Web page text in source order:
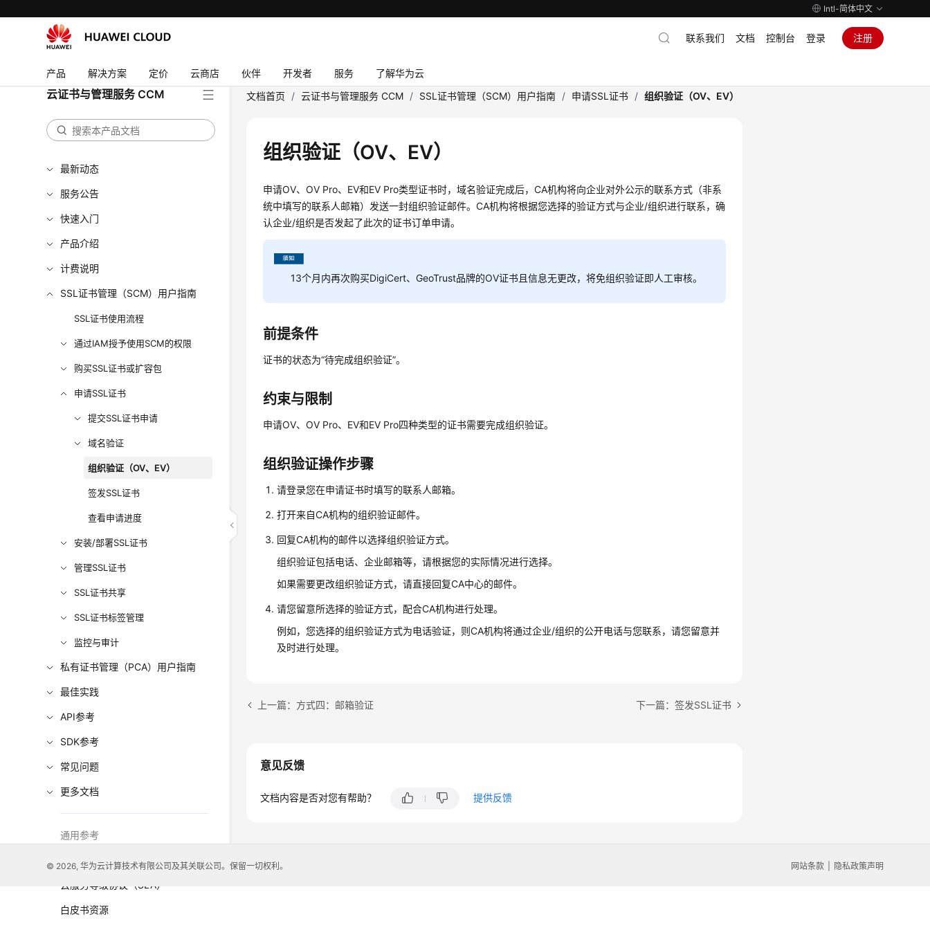
Intl-简体中文
产品 解决方案 定价 云商店 伙伴 开发者 服务 了解华为云
联系我们 文档 控制台 登录 注册
云证书与管理服务 CCM
最新动态
服务公告
快速入门
产品介绍
计费说明
SSL证书管理（SCM）用户指南
SSL证书使用流程
通过IAM授予使用SCM的权限
购买SSL证书或扩容包
申请SSL证书
提交SSL证书申请
域名验证
组织验证（OV、EV）
签发SSL证书
查看申请进度
安装/部署SSL证书
管理SSL证书
SSL证书共享
SSL证书标签管理
监控与审计
私有证书管理（PCA）用户指南
最佳实践
API参考
SDK参考
常见问题
更多文档
通用参考
责任共担
云服务等级协议（SLA）
白皮书资源
文档首页 / 云证书与管理服务 CCM / SSL证书管理（SCM）用户指南 / 申请SSL证书 / 组织验证（OV、EV）
组织验证（OV、EV）
申请OV、OV Pro、EV和EV Pro类型证书时，域名验证完成后，CA机构将向企业对外公示的联系方式（非系
统中填写的联系人邮箱）发送一封组织验证邮件。CA机构将根据您选择的验证方式与企业/组织进行联系，确
认企业/组织是否发起了此次的证书订单申请。
13个月内再次购买DigiCert、GeoTrust品牌的OV证书且信息无更改，将免组织验证即人工审核。
前提条件
证书的状态为“待完成组织验证”。
约束与限制
申请OV、OV Pro、EV和EV Pro四种类型的证书需要完成组织验证。
组织验证操作步骤
请登录您在申请证书时填写的联系人邮箱。
打开来自CA机构的组织验证邮件。
回复CA机构的邮件以选择组织验证方式。
组织验证包括电话、企业邮箱等，请根据您的实际情况进行选择。
如果需要更改组织验证方式，请直接回复CA中心的邮件。
请您留意所选择的验证方式，配合CA机构进行处理。
例如，您选择的组织验证方式为电话验证，则CA机构将通过企业/组织的公开电话与您联系，请您留意并
及时进行处理。
上一篇：方式四：邮箱验证 下一篇：签发SSL证书
意见反馈
文档内容是否对您有帮助？ 提供反馈
© 2026, 华为云计算技术有限公司及其关联公司。保留一切权利。 网站条款 隐私政策声明